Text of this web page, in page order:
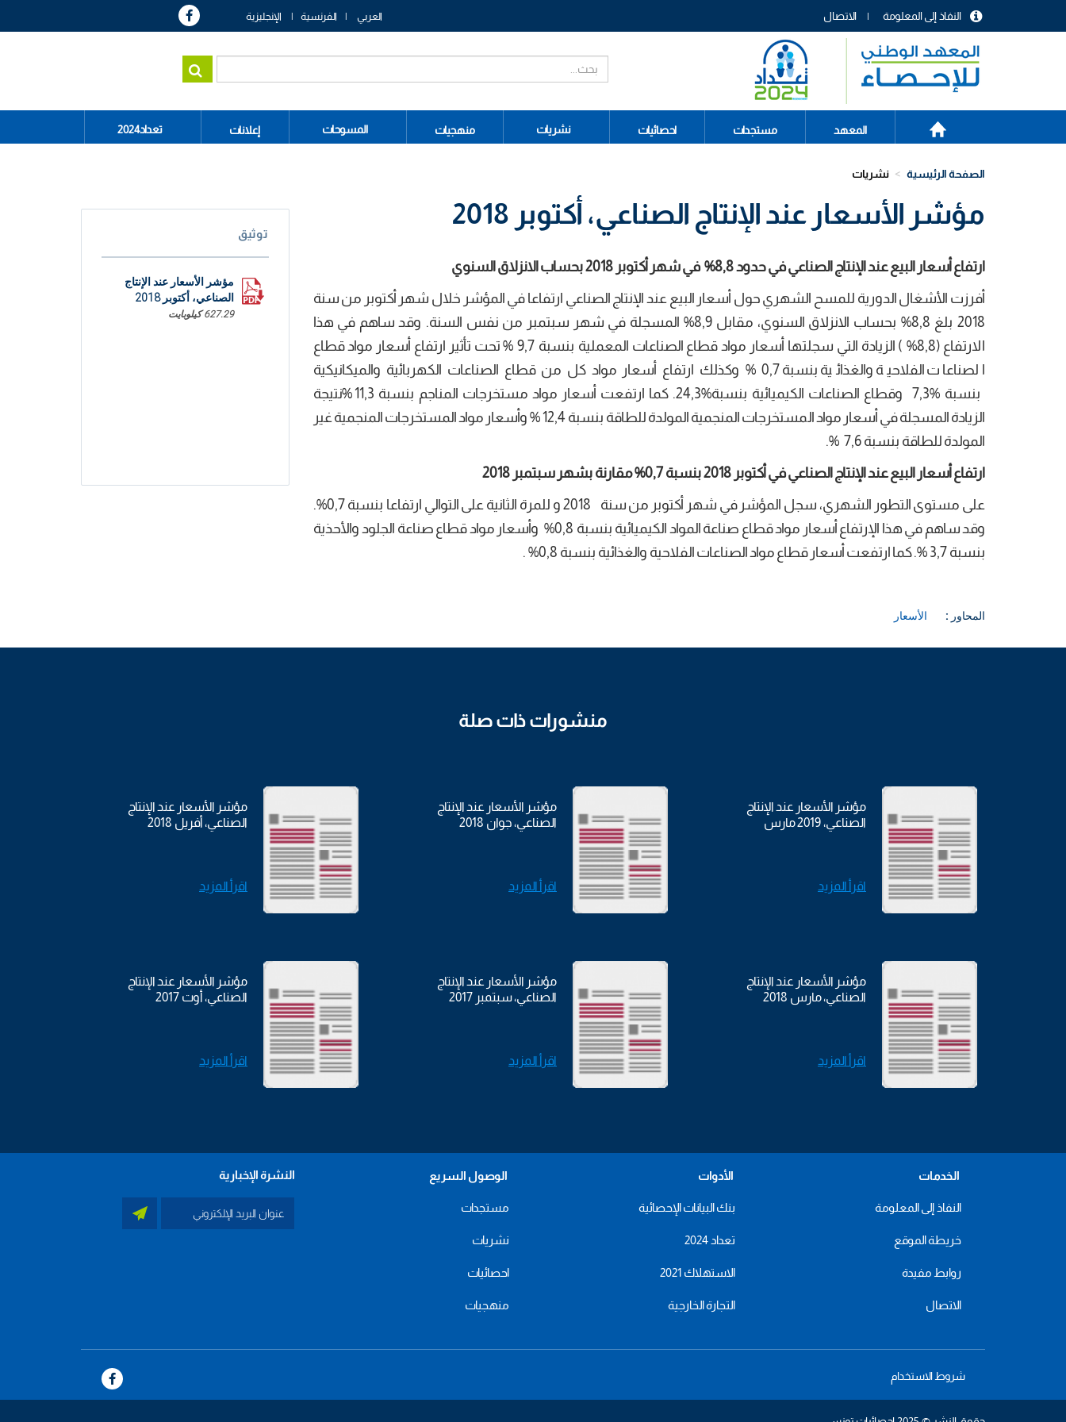
menu
header
الاتصال النفاذ إلى المعلومة العربي الفرنسية الإنجليزية
Main
navigation
الرئيسية
المعهد مستجدات احصائيات نشريات منهجيات المسوحات إعلانات تعداد2024
الصفحة الرئيسية نشريات
مؤشر الأسعار عند الإنتاج الصناعي، أكتوبر 2018
ارتفاع أسعار البيع عند الإنتاج الصناعي في حدود 8,8 % في شهر أكتوبر 2018 بحساب الانزلاق السنوي
أفرزت الأشغال الدورية للمسح الشهري حول أسعار البيع عند الإنتاج الصناعي ارتفاعا في المؤشر خلال شهر أكتوبر من سنة
2018 بلغ 8,8% بحساب الانزلاق السنوي، مقابل 8,9% المسجلة في شهر سبتمبر من نفس السنة. وقد ساهم في هذا
الارتفاع (8,8% ) الزيادة التي سجلتها أسعار مواد قطاع الصناعات المعملية بنسبة 9,7 % تحت تأثير ارتفاع أسعار مواد قطاع
الصناعات الفلاحية والغذائية بنسبة 0,7 % وكذلك ارتفاع أسعار مواد كل من قطاع الصناعات الكهربائية والميكانيكية
بنسبة %7,3 وقطاع الصناعات الكيميائية بنسبة%24,3. كما ارتفعت أسعار مواد مستخرجات المناجم بنسبة 11,3 %نتيجة
الزيادة المسجلة في أسعار مواد المستخرجات المنجمية المولدة للطاقة بنسبة 12,4 % وأسعار مواد المستخرجات المنجمية غير
المولدة للطاقة بنسبة 7,6 %.
ارتفاعأسعار البيع عند الإنتاج الصناعي في أكتوبر 2018 بنسبة 0,7 %مقارنة بشهر سبتمبر 2018
على مستوى التطور الشهري، سجل المؤشر في شهر أكتوبر من سنة 2018 و للمرة الثانية على التوالي ارتفاعا بنسبة 0,7%.
وقد ساهم في هذا الإرتفاع أسعار مواد قطاع صناعة المواد الكيميائية بنسبة 0,8% وأسعار مواد قطاع صناعة الجلود والأحذية
بنسبة 3,7 %. كما ارتفعت أسعار قطاع مواد الصناعات الفلاحية والغذائية بنسبة 0,8% .
المحاور : الأسعار
توثيق
مؤشر الأسعار عند الإنتاج
الصناعي، أكتوبر 2018
627.29 كيلوبايت
منشورات ذات صلة
مؤشر الأسعار عند الإنتاج
الصناعي، 2019 مارس
اقرأ المزيد
مؤشر الأسعار عند الإنتاج
الصناعي، جوان 2018
اقرأ المزيد
مؤشر الأسعار عند الإنتاج
الصناعي، أفريل 2018
اقرأ المزيد
مؤشر الأسعار عند الإنتاج
الصناعي، مارس 2018
اقرأ المزيد
مؤشر الأسعار عند الإنتاج
الصناعي، سبتمبر 2017
اقرأ المزيد
مؤشر الأسعار عند الإنتاج
الصناعي، أوت 2017
اقرأ المزيد
الخدمات
النفاذ إلى المعلومة
خريطة الموقع
روابط مفيدة
الاتصال
الأدوات
بنك البيانات الإحصائية
تعداد 2024
الاستهلاك 2021
التجارة الخارجية
الوصول السريع
مستجدات
نشريات
احصائيات
منهجيات
النشرة الإخبارية
menu
شروط الاستخدام